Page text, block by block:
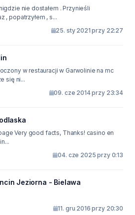
nie dostałem . Przynieśli
, popatrzyłem , s...
25. sty 2021 przy 22:27
restauracji w Garwolinie na mc
się ni...
09. cze 2014 przy 23:34
Very good facts, Thanks! casino en
04. cze 2025 przy 0:13
Jeziorna - Bielawa
11. gru 2016 przy 20:30